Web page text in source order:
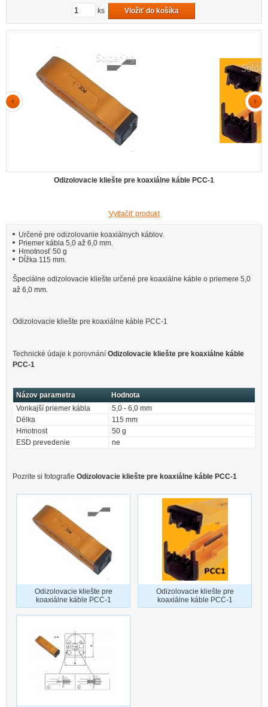
ks Vložiť do košíka
Odizolovacie kliešte pre koaxiálne káble PCC-1
Vytlačiť produkt
Určené pre odizolovanie koaxiálnych káblov.
Priemer kábla 5,0 až 6,0 mm.
Hmotnosť 50 g
Dĺžka 115 mm.
Špeciálne odizolovacie kliešte určené pre koaxiálne káble o priemere 5,0
až 6,0 mm.
Odizolovacie kliešte pre koaxiálne káble PCC-1
Technické údaje k porovnání Odizolovacie kliešte pre koaxiálne káble
PCC-1
Názov parametra
Hodnota
Vonkajší priemer kábla
5,0 - 6,0 mm
Délka
115 mm
Hmotnost
50 g
ESD prevedenie
ne
Pozrite si fotografie Odizolovacie kliešte pre koaxiálne káble PCC-1
Odizolovacie kliešte pre
koaxiálne káble PCC-1
Odizolovacie kliešte pre
koaxiálne káble PCC-1